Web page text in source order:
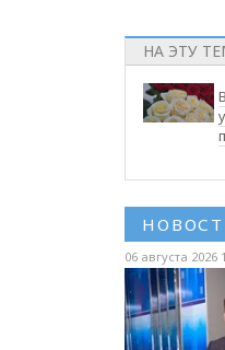
НА ЭТУ
06 августа 2026